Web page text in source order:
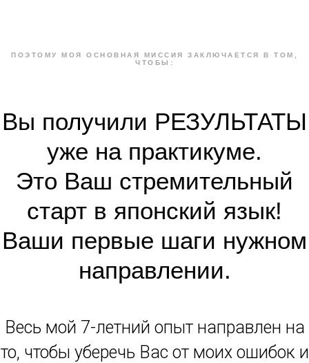
ПОЭТОМУ МОЯ ОСНОВНАЯ МИССИЯ ЗАКЛЮЧАЕТСЯ В ТОМ,
ЧТОБЫ:
Вы получили РЕЗУЛЬТАТЫ
уже на практикуме.
Это Ваш стремительный
старт в японский язык!
Ваши первые шаги нужном
направлении.
Весь мой 7-летний опыт направлен на
то, чтобы уберечь Вас от моих ошибок и